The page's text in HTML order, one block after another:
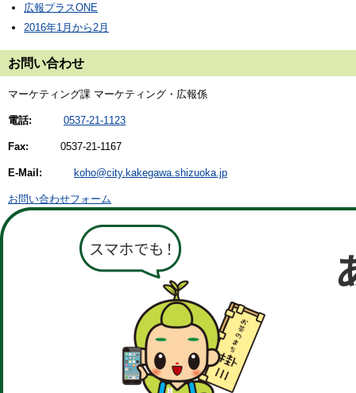
広報プラスONE
2016年1月から2月
お問い合わせ
マーケティング課 マーケティング・広報係
電話: 0537-21-1123
Fax: 0537-21-1167
E-Mail: koho@city.kakegawa.shizuoka.jp
お問い合わせフォーム